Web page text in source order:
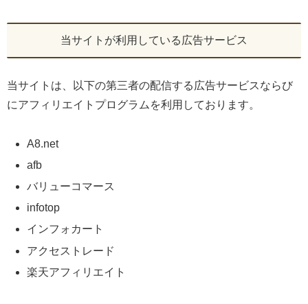
当サイトが利用している広告サービス
当サイトは、以下の第三者の配信する広告サービスならび
にアフィリエイトプログラムを利用しております。
A8.net
afb
バリューコマース
infotop
インフォカート
アクセストレード
楽天アフィリエイト